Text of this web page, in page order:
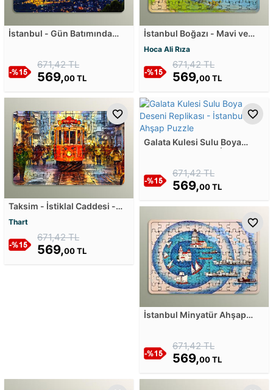
İstanbul - Gün Batımında
671,42 TL
569,00 TL
İstanbul Boğazı - Mavi ve
Yeşil Ahşap Puzzle
Hoca Ali Rıza
671,42 TL
569,00 TL
Taksim - İstiklal Caddesi -
Puzzle
Thart
671,42 TL
569,00 TL
Galata Kulesi Sulu Boya
671,42 TL
569,00 TL
İstanbul Minyatür Ahşap
671,42 TL
569,00 TL